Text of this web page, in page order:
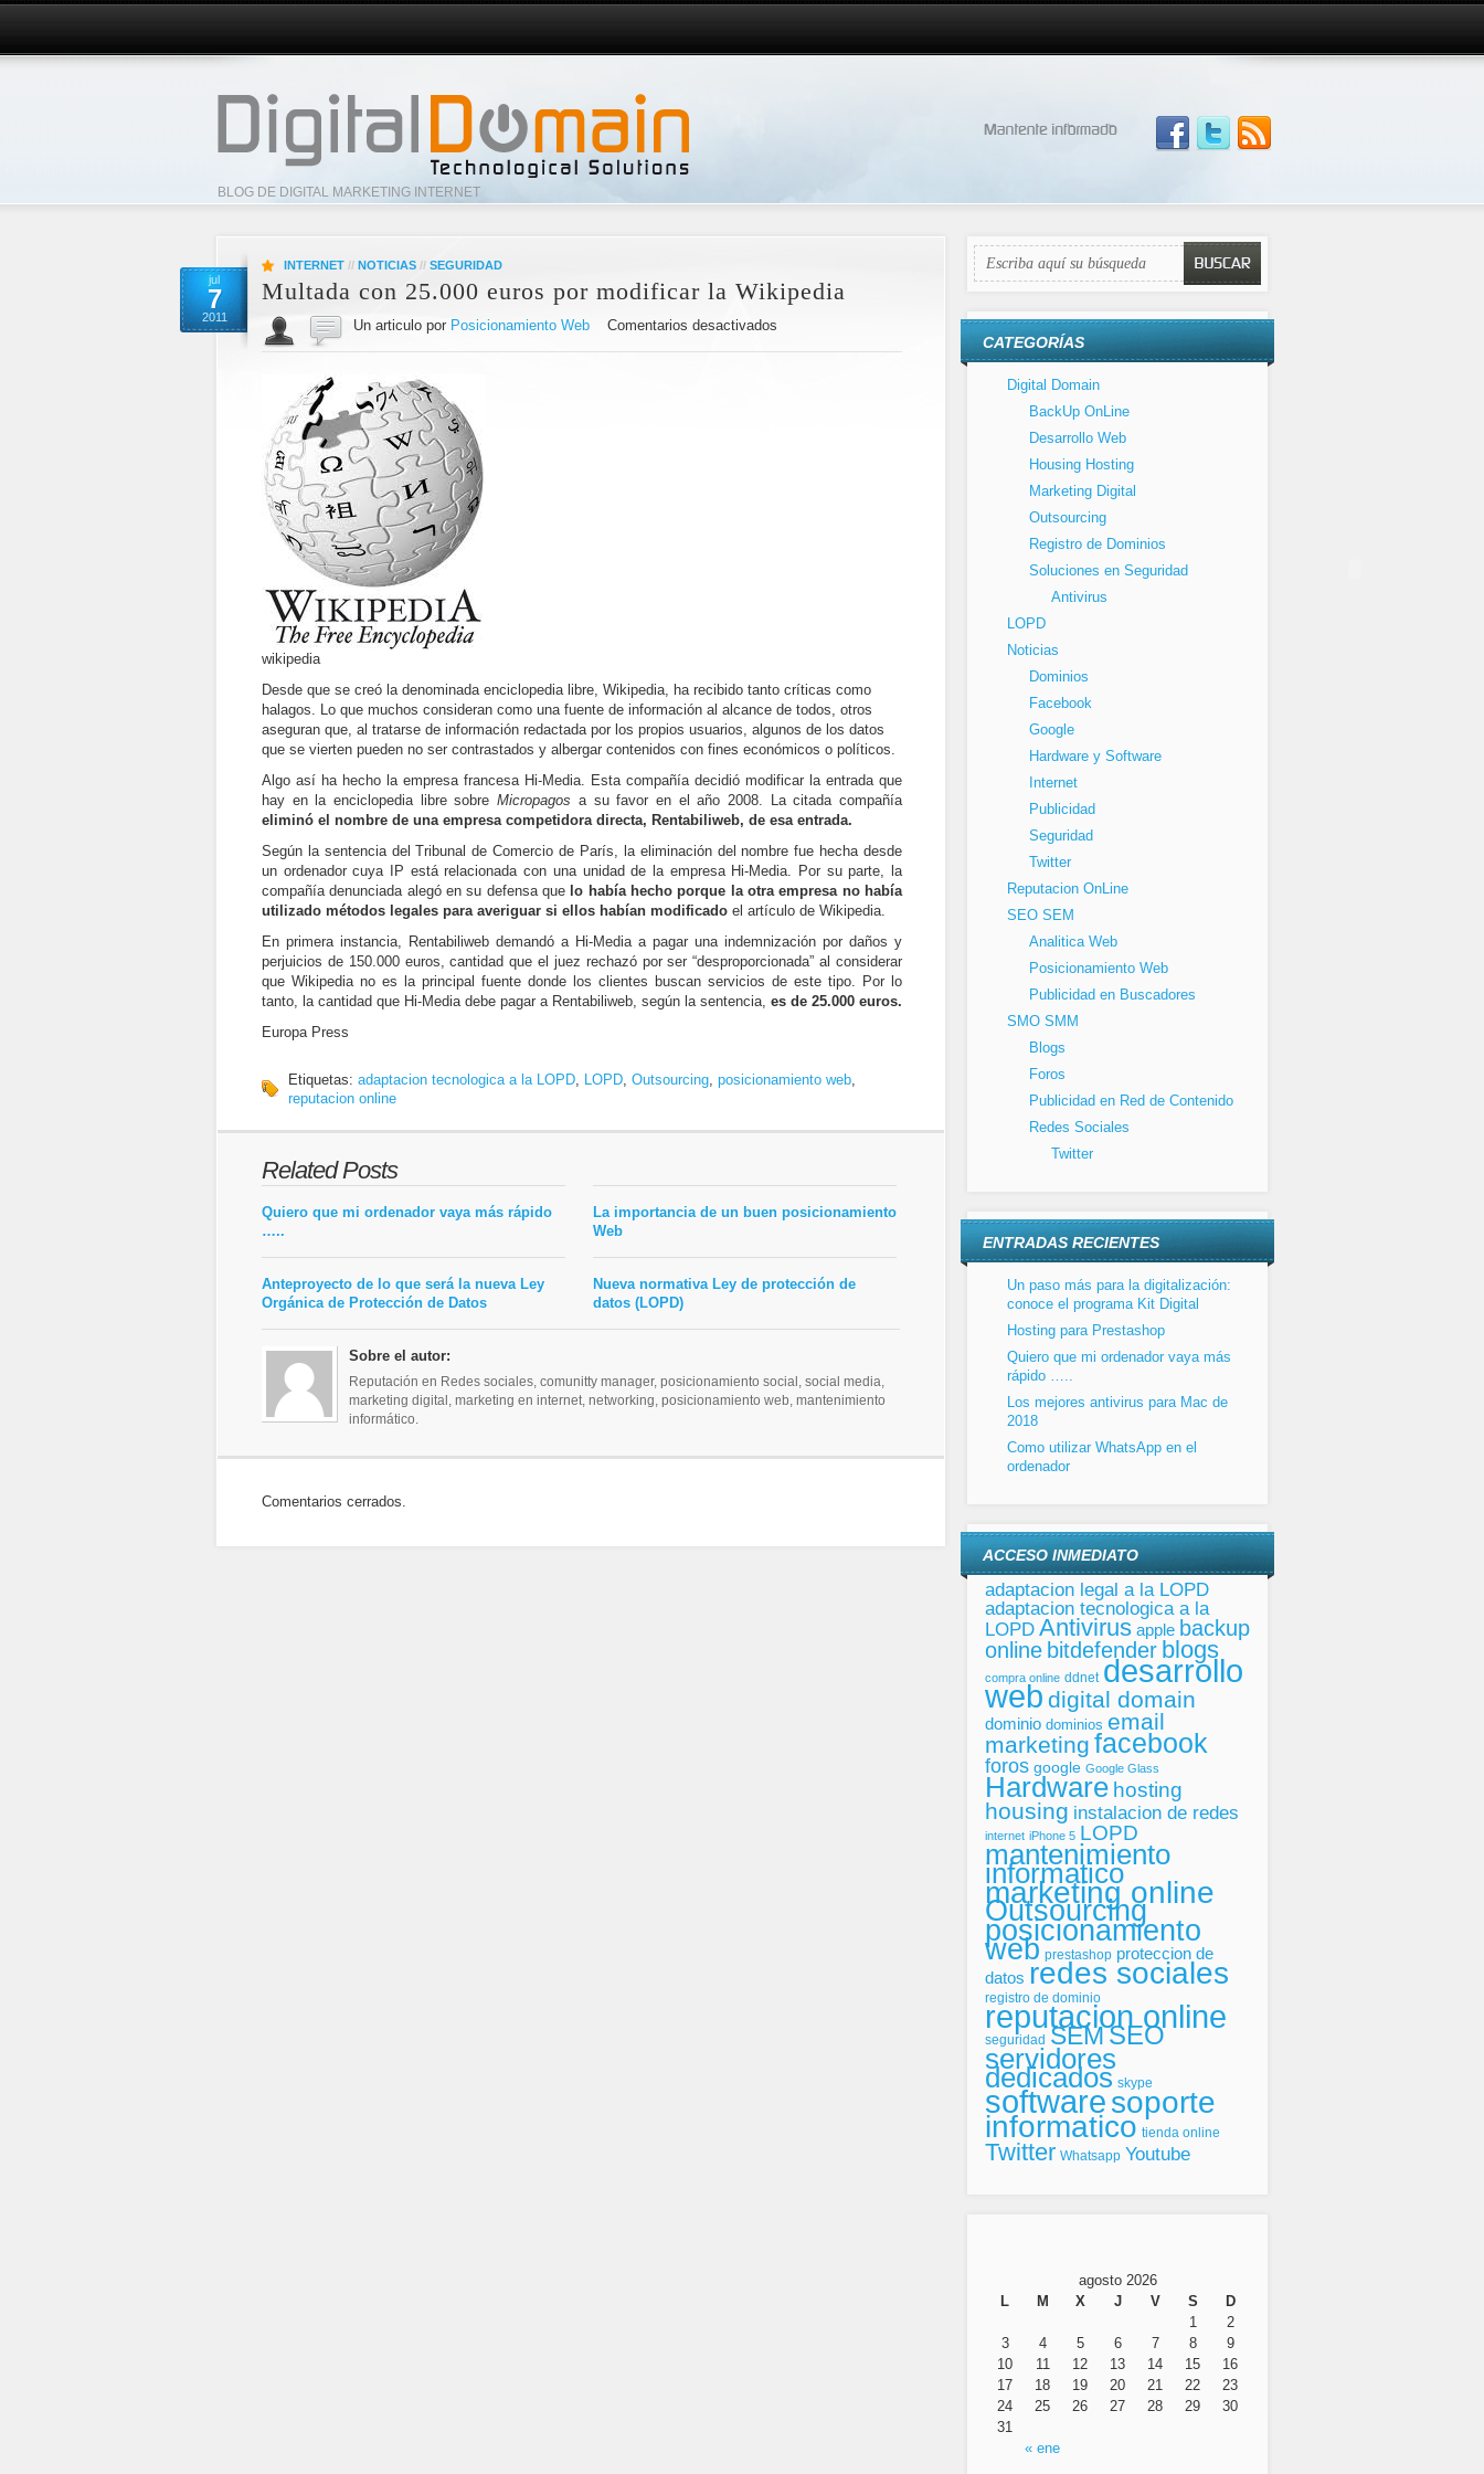
BLOG DE DIGITAL MARKETING INTERNET
jul
7
2011
INTERNET // NOTICIAS // SEGURIDAD
Multada con 25.000 euros por modificar la Wikipedia
Un articulo por Posicionamiento Web Comentarios desactivados
wikipedia
Desde que se creó la denominada enciclopedia libre, Wikipedia, ha recibido tanto críticas como
halagos. Lo que muchos consideran como una fuente de información al alcance de todos, otros
aseguran que, al tratarse de información redactada por los propios usuarios, algunos de los datos
que se vierten pueden no ser contrastados y albergar contenidos con fines económicos o políticos.
Algo así ha hecho la empresa francesa Hi-Media. Esta compañía decidió modificar la entrada que
hay en la enciclopedia libre sobreMicropagos a su favor en el año 2008. La citada compañía
eliminó el nombre de una empresa competidora directa, Rentabiliweb, de esa entrada.
Según la sentencia del Tribunal de Comercio de París, la eliminación del nombre fue hecha desde
un ordenador cuya IP está relacionada con una unidad de la empresa Hi-Media. Por su parte, la
compañía denunciada alegó en su defensa que lo había hecho porque la otra empresa no había
utilizado métodos legales para averiguar si ellos habían modificado el artículo de Wikipedia.
En primera instancia, Rentabiliweb demandó a Hi-Media a pagar una indemnización por daños y
perjuicios de 150.000 euros, cantidad que el juez rechazó por ser “desproporcionada” al considerar
que Wikipedia no es la principal fuente donde los clientes buscan servicios de este tipo. Por lo
tanto, la cantidad que Hi-Media debe pagar a Rentabiliweb, según la sentencia, es de 25.000 euros.
Europa Press
Etiquetas: adaptacion tecnologica a la LOPD, LOPD, Outsourcing, posicionamiento web,
reputacion online
Related Posts
Quiero que mi ordenador vaya más rápido
…..
La importancia de un buen posicionamiento
Web
Anteproyecto de lo que será la nueva Ley
Orgánica de Protección de Datos
Nueva normativa Ley de protección de
datos (LOPD)
Sobre el autor:
Reputación en Redes sociales, comunitty manager, posicionamiento social, social media,
marketing digital, marketing en internet, networking, posicionamiento web, mantenimiento
informático.
Comentarios cerrados.
CATEGORÍAS
Digital Domain
BackUp OnLine
Desarrollo Web
Housing Hosting
Marketing Digital
Outsourcing
Registro de Dominios
Soluciones en Seguridad
Antivirus
LOPD
Noticias
Dominios
Facebook
Google
Hardware y Software
Internet
Publicidad
Seguridad
Twitter
Reputacion OnLine
SEO SEM
Analitica Web
Posicionamiento Web
Publicidad en Buscadores
SMO SMM
Blogs
Foros
Publicidad en Red de Contenido
Redes Sociales
Twitter
ENTRADAS RECIENTES
Un paso más para la digitalización:
conoce el programa Kit Digital
Hosting para Prestashop
Quiero que mi ordenador vaya más
rápido …..
Los mejores antivirus para Mac de
2018
Como utilizar WhatsApp en el
ordenador
ACCESO INMEDIATO
adaptacion legal a la LOPD
adaptacion tecnologica a la
LOPD Antivirus apple backup
online bitdefender blogs
compra online ddnet desarrollo
web digital domain
dominio dominios email
marketing facebook
foros google Google Glass
Hardware hosting
housing instalacion de redes
internet iPhone 5 LOPD
mantenimiento
informatico
marketing online
Outsourcing
posicionamiento
web prestashop proteccion de
datos redes sociales
registro de dominio
reputacion online
seguridad SEMSEO
servidores
dedicados skype
softwaresoporte
informatico tienda online
Twitter Whatsapp Youtube
agosto 2026
L
M X J V S D
« ene
1
2
3
4 5 6 7 8
9
10
11 12 13 14 15
16
17
18 19 20 21 22
23
24
25 26 27 28 29
30
31